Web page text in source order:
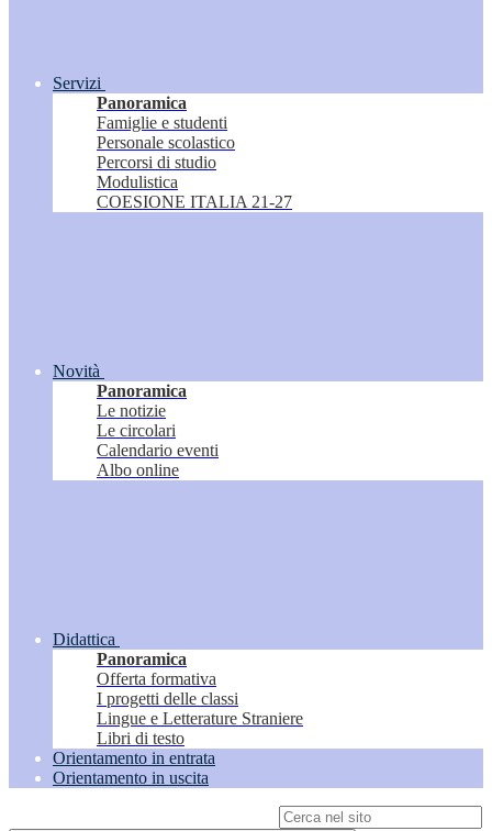
Servizi
Panoramica
Famiglie e studenti
Personale scolastico
Percorsi di studio
Modulistica
COESIONE ITALIA 21-27
Novità
Panoramica
Le notizie
Le circolari
Calendario eventi
Albo online
Didattica
Panoramica
Offerta formativa
I progetti delle classi
Lingue e Letterature Straniere
Libri di testo
Orientamento in entrata
Orientamento in uscita